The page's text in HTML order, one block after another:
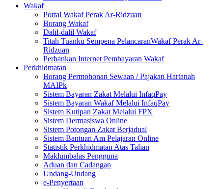
Wakaf
Portal Wakaf Perak Ar-Ridzuan
Borang Wakaf
Dalil-dalil Wakaf
Titah Tuanku Sempena PelancaranWakaf Perak Ar-
Ridzuan
Perbankan Internet Pembayaran Wakaf
Perkhidmatan
Borang Permohonan Sewaan / Pajakan Hartanah
MAIPk
Sistem Bayaran Zakat Melalui InfaqPay
Sistem Bayaran Wakaf Melalui InfaqPay
Sistem Kutipan Zakat Melalui FPX
Sistem Dermasiswa Online
Sistem Potongan Zakat Berjadual
Sistem Bantuan Am Pelajaran Online
Statistik Perkhidmatan Atas Talian
Maklumbalas Pengguna
Aduan dan Cadangan
Undang-Undang
e-Penyertaan